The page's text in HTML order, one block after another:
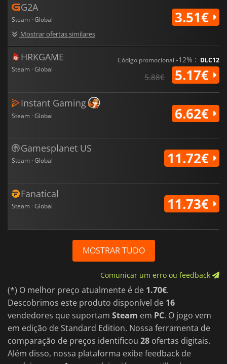
G2A
Steam · Global
Mostrar ofertas similares
3.51€
HRKGAME
Steam · Global
Código promocional -12% : DLC12
5.88€ 5.17€
Instant Gaming
Steam · Global 6.62€
Gamesplanet US
Steam · Global 11.72€
Fanatical
Steam · Global 11.73€
MOSTRAR TUDO
Comunicar um erro ou feedback
(*) O melhor preço atualmente é de 1.70€.
Descobrimos este produto disponível de 16
vendedores que suportam Steam em PC. O jogo vem
em edição de Standard Edition. Nossa ferramenta de
comparação de preços identificou 28 ofertas digitais.
Além disso, nossa plataforma exibe feedback de